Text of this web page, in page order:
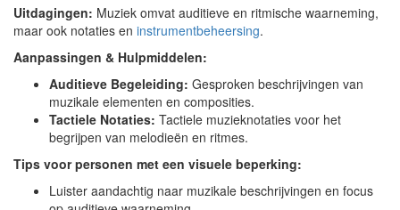
Uitdagingen: Muziek omvat auditieve en ritmische waarneming,
maar ook notaties en instrumentbeheersing.
Aanpassingen & Hulpmiddelen:
Auditieve Begeleiding: Gesproken beschrijvingen van
muzikale elementen en composities.
Tactiele Notaties: Tactiele muzieknotaties voor het
begrijpen van melodieën en ritmes.
Tips voor personen met een visuele beperking:
Luister aandachtig naar muzikale beschrijvingen en focus